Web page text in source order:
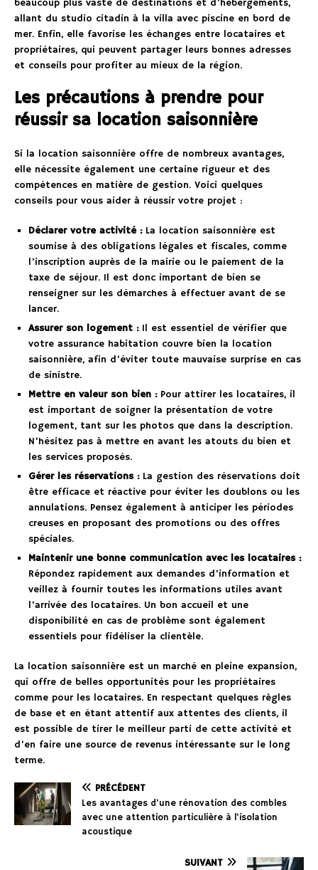
beaucoup plus vaste de destinations et d’hébergements,
allant du studio citadin à la villa avec piscine en bord de
mer. Enfin, elle favorise les échanges entre locataires et
propriétaires, qui peuvent partager leurs bonnes adresses
et conseils pour profiter au mieux de la région.
Les précautions à prendre pour
réussir sa location saisonnière
Si la location saisonnière offre de nombreux avantages,
elle nécessite également une certaine rigueur et des
compétences en matière de gestion. Voici quelques
conseils pour vous aider à réussir votre projet :
Déclarer votre activité :La location saisonnière est
soumise à des obligations légales et fiscales, comme
l’inscription auprès de la mairie ou le paiement de la
taxe de séjour. Il est donc important de bien se
renseigner sur les démarches à effectuer avant de se
lancer.
Assurer son logement :Il est essentiel de vérifier que
votre assurance habitation couvre bien la location
saisonnière, afin d’éviter toute mauvaise surprise en cas
de sinistre.
Mettre en valeur son bien :Pour attirer les locataires, il
est important de soigner la présentation de votre
logement, tant sur les photos que dans la description.
N’hésitez pas à mettre en avant les atouts du bien et
les services proposés.
Gérer les réservations :La gestion des réservations doit
être efficace et réactive pour éviter les doublons ou les
annulations. Pensez également à anticiper les périodes
creuses en proposant des promotions ou des offres
spéciales.
Maintenir une bonne communication avec les locataires :
Répondez rapidement aux demandes d’information et
veillez à fournir toutes les informations utiles avant
l’arrivée des locataires. Un bon accueil et une
disponibilité en cas de problème sont également
essentiels pour fidéliser la clientèle.
La location saisonnière est un marché en pleine expansion,
qui offre de belles opportunités pour les propriétaires
comme pour les locataires. En respectant quelques règles
de base et en étant attentif aux attentes des clients, il
est possible de tirer le meilleur parti de cette activité et
d’en faire une source de revenus intéressante sur le long
terme.
PRÉCÉDENT
Les avantages d’une rénovation des combles
avec une attention particulière à l’isolation
acoustique
SUIVANT